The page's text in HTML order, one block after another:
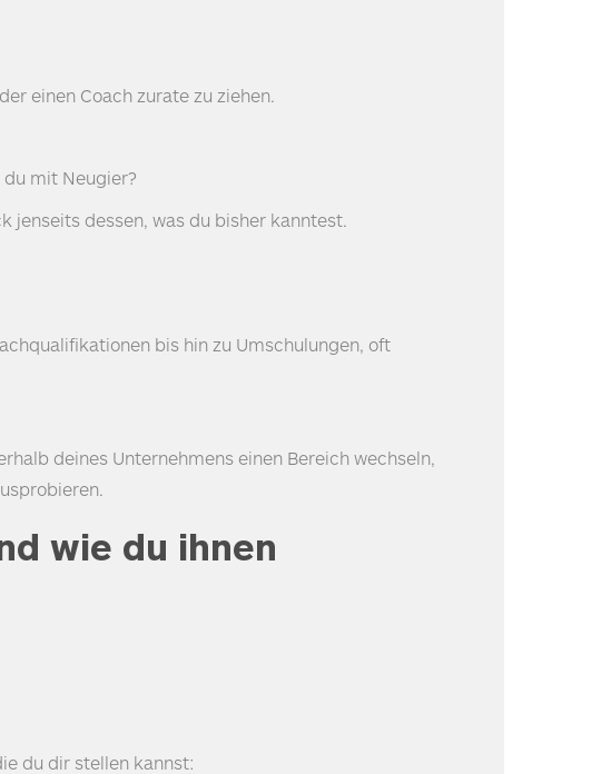
einen Coach zurate zu ziehen.
mit Neugier?
jenseits dessen, was du bisher kanntest.
bis hin zu Umschulungen, oft
deines Unternehmens einen Bereich wechseln,
wie du ihnen
du dir stellen kannst: